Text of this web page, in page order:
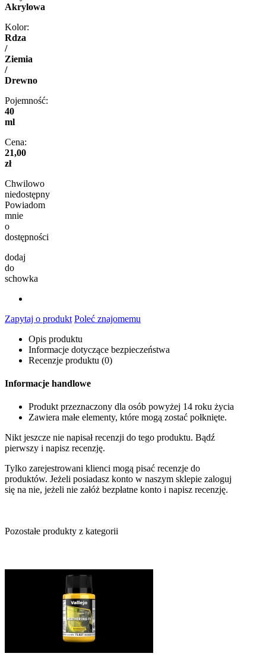
Akrylowa
Kolor:
Rdza
/
Ziemia
/
Drewno
Pojemność:
40
ml
Cena:
21,00
zł
Chwilowo
niedostępny
Powiadom
mnie
o
dostępności
dodaj
do
schowka
Zapytaj o produkt Poleć znajomemu
Opis produktu
Informacje dotyczące bezpieczeństwa
Recenzje produktu (0)
Informacje handlowe
Produkt przeznaczony dla osób powyżej 14 roku życia
Zawiera małe elementy, które mogą zostać połknięte.
Nikt jeszcze nie napisał recenzji do tego produktu. Bądź
pierwszy i napisz recenzję.
Tylko zarejestrowani klienci mogą pisać recenzje do
produktów. Jeżeli posiadasz konto w naszym sklepie zaloguj
się na nie, jeżeli nie załóż bezpłatne konto i napisz recenzję.
Pozostałe produkty z kategorii